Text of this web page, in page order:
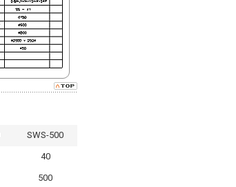
SWS-500
40
500